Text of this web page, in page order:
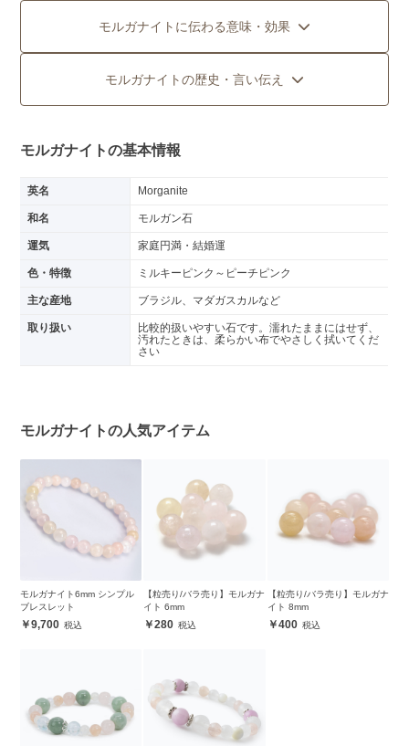
モルガナイトに伝わる意味・効果
モルガナイトの歴史・言い伝え
モルガナイトの基本情報
英名 Morganite
和名 モルガン石
運気 家庭円満・結婚運
色・特徴 ミルキーピンク～ピーチピンク
主な産地 ブラジル、マダガスカルなど
取り扱い
比較的扱いやすい石です。濡れたままにはせず、
汚れたときは、柔らかい布でやさしく拭いてくだ
さい
モルガナイトの人気アイテム
モルガナイト6mm シンプル
ブレスレット
9,700
【粒売り/バラ売り】モルガナ
イト 6mm
280
【粒売り/バラ売り】モルガナ
イト 8mm
400